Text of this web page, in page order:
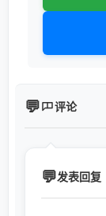
评论
发表回复